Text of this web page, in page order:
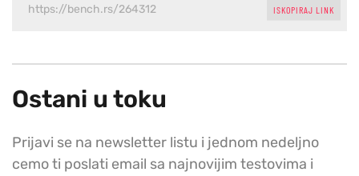
ISKOPIRAJ LINK
Ostani u toku
Prijavi se na newsletter listu i jednom nedeljno
cemo ti poslati email sa najnovijim testovima i